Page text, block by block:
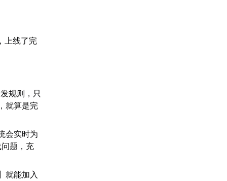
上线了完
规则，只
就算是完
会实时为
题，充
就能加入